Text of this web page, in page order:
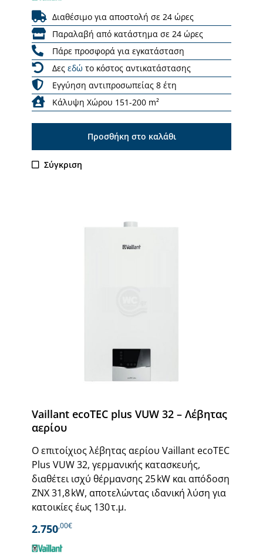
Διαθέσιμο για αποστολή σε 24 ώρες
Παραλαβή από κατάστημα σε 24 ώρες
Πάρε προσφορά για εγκατάσταση
Δες εδώ το κόστος αντικατάστασης
Εγγύηση αντιπροσωπείας 8 έτη
Κάλυψη Χώρου 151-200 m²
Προσθήκη στο καλάθι
Σύγκριση
Vaillant ecoTEC plus VUW 32 – Λέβητας
αερίου
Ο επιτοίχιος λέβητας αερίου Vaillant ecoTEC
Plus VUW 32, γερμανικής κατασκευής,
διαθέτει ισχύ θέρμανσης 25 kW και απόδοση
ΖΝΧ 31,8 kW, αποτελώντας ιδανική λύση για
κατοικίες έως 130 τ.μ.
2.750,00€